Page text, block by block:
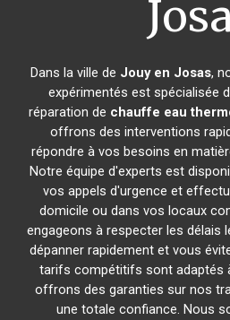
Dans la ville de Jouy en Josas,
expérimentés est spécialisée
réparation de chauffe eau
offrons des interventions
répondre à vos besoins en
Notre équipe d'experts est
vos appels d'urgence et
domicile ou dans vos locaux
engageons à respecter les délais
dépanner rapidement et vous
tarifs compétitifs sont adaptés
offrons des garanties sur nos
une totale confiance. Nous